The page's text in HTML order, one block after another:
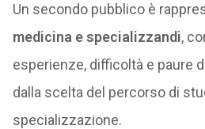
Un secondo pubblico è
medicina e specializzandi,
esperienze, difficoltà e paure
dalla scelta del percorso di
specializzazione.